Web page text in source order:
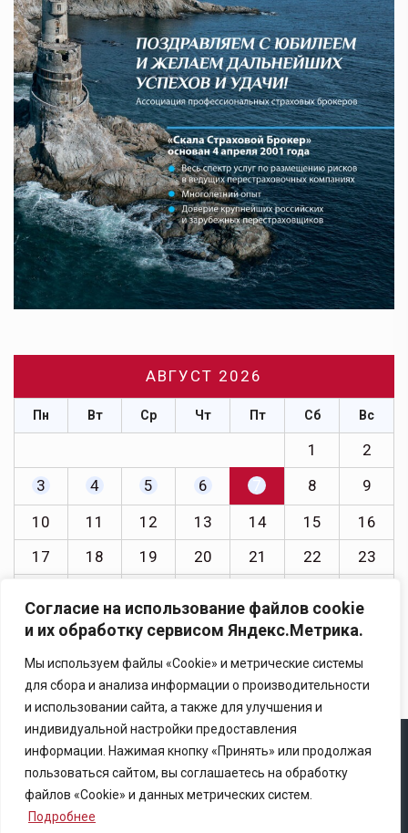
Согласие на использование файлов cookie
и их обработку сервисом Яндекс.Метрика.
Мы используем файлы «Cookie» и метрические системы
для сбора и анализа информации о производительности
и использовании сайта, а также для улучшения и
индивидуальной настройки предоставления
информации. Нажимая кнопку «Принять» или продолжая
пользоваться сайтом, вы соглашаетесь на обработку
файлов «Cookie» и данных метрических систем.
Подробнее
АВГУСТ 2026
Пн Вт Ср Чт Пт Сб Вс
1
2
3
4 5 6 7 8
9
10
11 12 13 14 15
16
17
18 19 20 21 22
23
31
« Июл
Copyright © 2025 Ассоциация «Некоммерческого
партнерство содействия развитию страхового рынка
«Центр страховой безопасности»